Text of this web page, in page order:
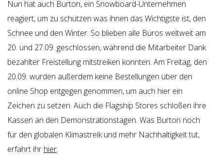
Nun hat auch Burton, ein Snowboard-Unternehmen
reagiert, um zu schützen was ihnen das Wichtigste ist, den
Schnee und den Winter. So blieben alle Büros weltweit am
20. und 27.09. geschlossen, während die Mitarbeiter Dank
bezahlter Freistellung mitstreiken konnten. Am Freitag, den
20.09. wurden außerdem keine Bestellungen über den
online Shop entgegen genommen, um auch hier ein
Zeichen zu setzen. Auch die Flagship Stores schloßen ihre
Kassen an den Demonstrationstagen. Was Burton noch
für den globalen Klimastreik und mehr Nachhaltigkeit tut,
erfahrt ihr hier.